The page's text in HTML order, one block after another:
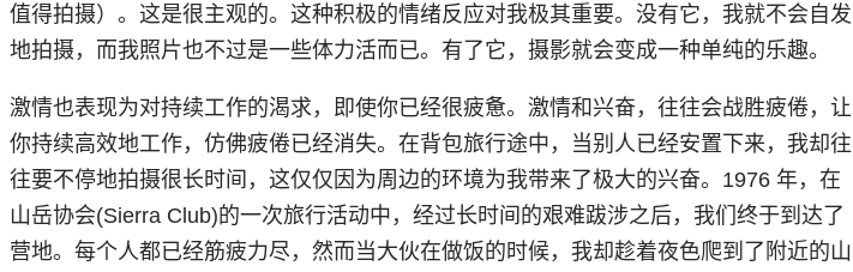
值得拍摄）。这是很主观的。这种积极的情绪反应对我极其重要。没有它，我就不会自发
地拍摄，而我照片也不过是一些体力活而已。有了它，摄影就会变成一种单纯的乐趣。
激情也表现为对持续工作的渴求，即使你已经很疲惫。激情和兴奋，往往会战胜疲倦，让
你持续高效地工作，仿佛疲倦已经消失。在背包旅行途中，当别人已经安置下来，我却往
往要不停地拍摄很长时间，这仅仅因为周边的环境为我带来了极大的兴奋。1976 年，在
山岳协会(Sierra Club)的一次旅行活动中，经过长时间的艰难跋涉之后，我们终于到达了
营地。每个人都已经筋疲力尽，然而当大伙在做饭的时候，我却趁着夜色爬到了附近的山